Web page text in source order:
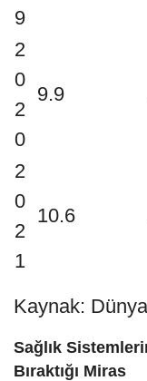
9
2
0
2
0
9.9
2
0
2
1
10.6
Kaynak:
Sağlık
Bıraktığı Miras